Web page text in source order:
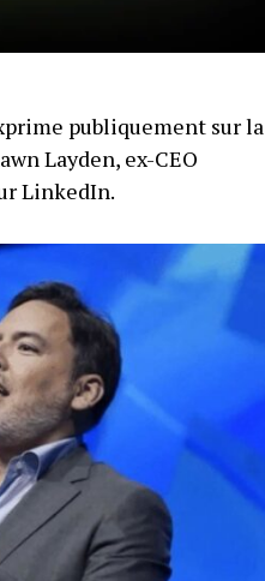
publiquement sur la
Layden, ex-CEO
LinkedIn.